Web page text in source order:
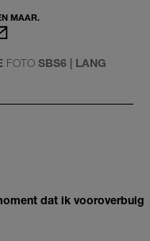
MAAR.
FOTO SBS6 | LANG
dat ik vooroverbuig